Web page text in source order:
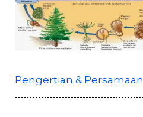
Pengertian & Persamaan